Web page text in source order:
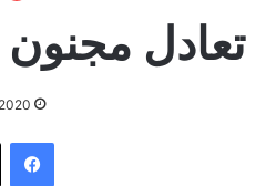
تعادل مجنون